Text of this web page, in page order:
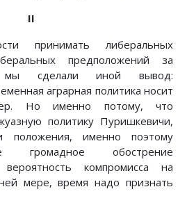
II
принимать либеральных
предположений за
мы сделали иной вывод:
аграрная политика носит
Но именно потому, что
политику Пуришкевичи,
положения, именно поэтому
громадное обострение
компромисса на
мере, время надо признать